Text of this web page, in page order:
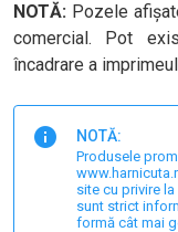
NOTĂ: Pozele
comercial. Pot
încadrare a
NOTĂ:
Produsele
site cu privire
sunt strict
formă cât mai